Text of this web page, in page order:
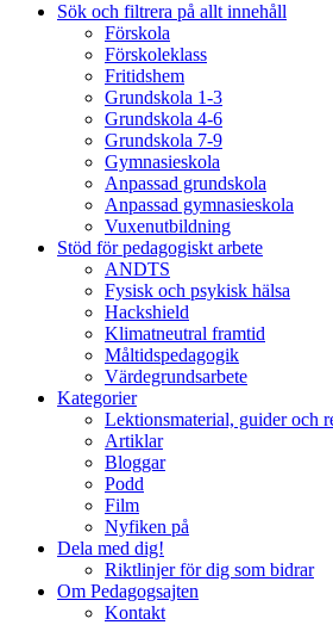
Sök och filtrera på allt innehåll
Förskola
Förskoleklass
Fritidshem
Grundskola 1-3
Grundskola 4-6
Grundskola 7-9
Gymnasieskola
Anpassad grundskola
Anpassad gymnasieskola
Vuxenutbildning
Stöd för pedagogiskt arbete
ANDTS
Fysisk och psykisk hälsa
Hackshield
Klimatneutral framtid
Måltidspedagogik
Värdegrundsarbete
Kategorier
Lektionsmaterial, guider och
Artiklar
Bloggar
Podd
Film
Nyfiken på
Dela med dig!
Riktlinjer för dig som bidrar
Om Pedagogsajten
Kontakt